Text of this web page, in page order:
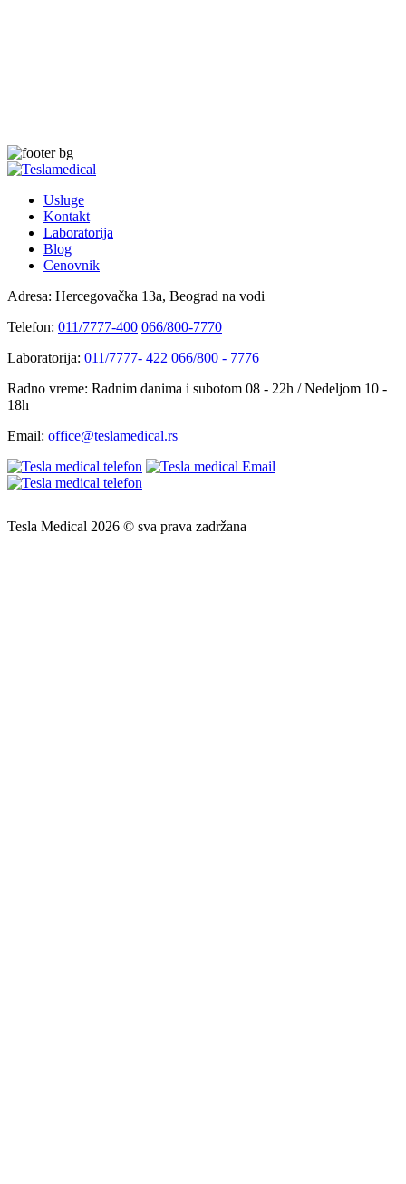
Usluge
Kontakt
Laboratorija
Blog
Cenovnik
Adresa: Hercegovačka 13a, Beograd na vodi
Telefon: 011/7777-400 066/800-7770
Laboratorija: 011/7777- 422 066/800 - 7776
Radno vreme: Radnim danima i subotom 08 - 22h / Nedeljom 10 -
18h
Email: office@teslamedical.rs
Tesla Medical 2026 © sva prava zadržana